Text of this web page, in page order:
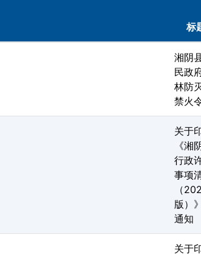
标
湘阴
民政
林防
禁火
关于
《湘
行政
事项
（
版）
通知
关于